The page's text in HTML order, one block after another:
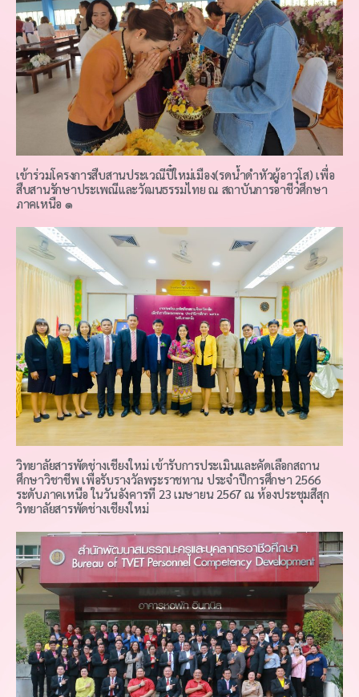
เข้าร่วมโครงการสืบสานประเวณีปี๋ใหม่เมือง(รดน้ำดำหัวผู้อาวุโส) เพื่อ
สืบสานรักษาประเพณีและวัฒนธรรมไทย ณ สถาบันการอาชีวศึกษา
ภาคเหนือ ๑
วิทยาลัยสารพัดช่างเชียงใหม่ เข้ารับการประเมินและคัดเลือกสถาน
ศึกษาวิชาชีพ เพื่อรับรางวัลพระราชทาน ประจำปีการศึกษา 2566
ระดับภาคเหนือ ในวันอังคารที่ 23 เมษายน 2567 ณ ห้องประชุมสีสุก
วิทยาลัยสารพัดช่างเชียงใหม่